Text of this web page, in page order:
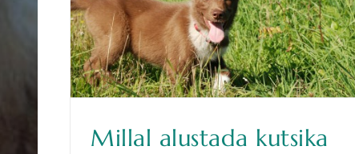
Millal alustada kutsika